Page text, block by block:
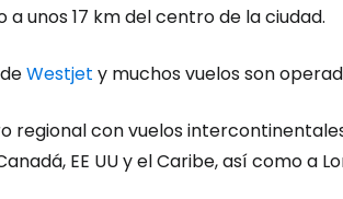
unos 17 km del centro de la ciudad.
Westjet y muchos vuelos son
con vuelos
EE UU y el Caribe, así como a